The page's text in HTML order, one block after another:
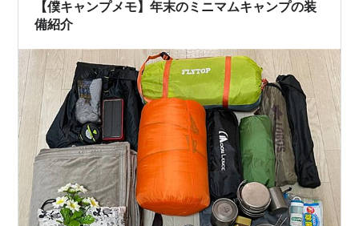
【僕キャンプメモ】年末のミニマムキャンプの装
備紹介